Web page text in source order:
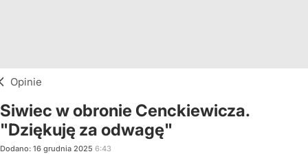
Opinie
Siwiec w obronie Cenckiewicza.
"Dziękuję za odwagę"
Dodano: 16 grudnia 2025 6:43